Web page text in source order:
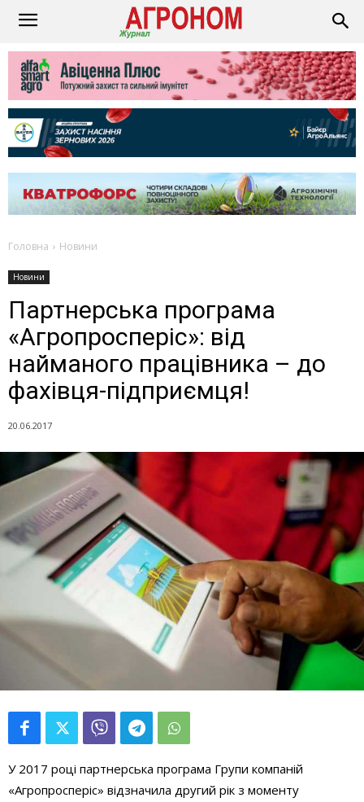
Головна Новини
Новини
Партнерська програма
«Агропросперіс»: від
найманого працівника – до
фахівця-підприємця!
20.06.2017
У 2017 році партнерська програма Групи компаній
«Агропросперіс» відзначила другий рік з моменту